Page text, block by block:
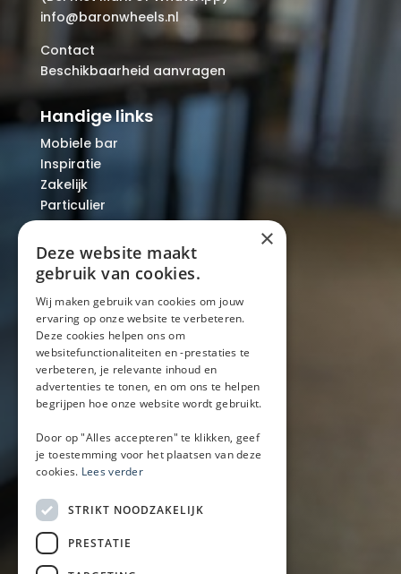
info@baronwheels.nl
Contact
Beschikbaarheid aanvragen
Handige links
Mobiele bar
Inspiratie
Zakelijk
Particulier
Over ons
Blog
Locaties
Mobiele bar
Mobiele bar huren
Bier/wijn/fris bar
Champagnebar
Wijnbar
Aperol spritz bar
Arrangementen
Lunch
Borrel met hapjes
×
Deze website maakt
gebruik van cookies.
Wij maken gebruik van cookies om jouw
ervaring op onze website te verbeteren.
Deze cookies helpen ons om
websitefunctionaliteiten en -prestaties te
verbeteren, je relevante inhoud en
advertenties te tonen, en om ons te helpen
begrijpen hoe onze website wordt gebruikt.
Door op "Alles accepteren" te klikken, geef
je toestemming voor het plaatsen van deze
cookies. Lees verder
STRIKT NOODZAKELIJK
PRESTATIE